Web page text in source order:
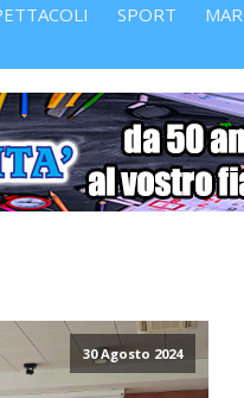
SPORT
30 Agosto 2024